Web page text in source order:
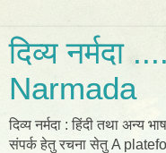
दिव्य नर्मदा
Narmada
दिव्य नर्मदा : हिंदी तथा अन्य
संपर्क हेतु रचना सेतु A